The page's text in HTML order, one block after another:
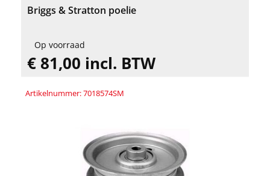
Briggs & Stratton poelie
Op voorraad
€ 81,00 incl. BTW
Artikelnummer: 7018574SM